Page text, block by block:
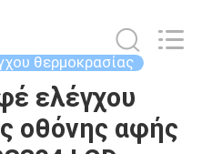
θερμοκρασίας
ελέγχου
οθόνης αφής